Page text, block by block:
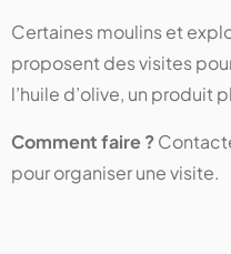
Certaines moulins et
proposent des visites
l’huile d’olive, un produit
Comment faire ?
pour organiser une visite.